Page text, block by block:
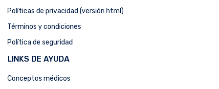
Políticas de privacidad (versión html)
Términos y condiciones
Política de seguridad
LINKS DE AYUDA
Conceptos médicos